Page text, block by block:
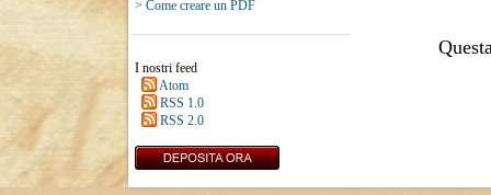
> Come creare un PDF
I nostri feed
Atom
RSS 1.0
RSS 2.0